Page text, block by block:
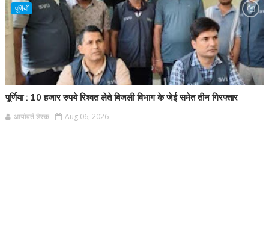
पूर्णियाँ
पूर्णिया : 10 हजार रुपये रिश्वत लेते बिजली विभाग के जेई समेत तीन गिरफ्तार
आर्यावर्त डेस्क Aug 06, 2026